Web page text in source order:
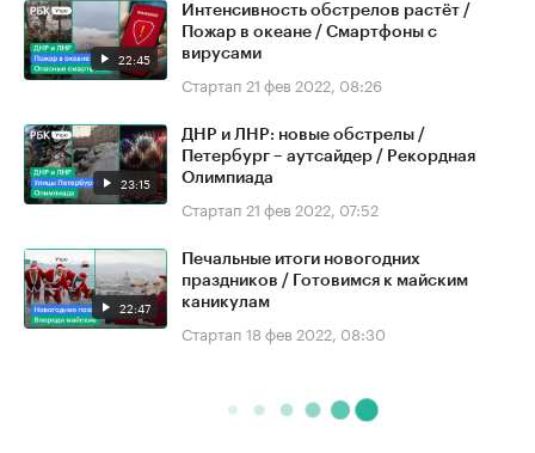
22:45
Интенсивность обстрелов растёт /
Пожар в океане / Смартфоны с
вирусами
Стартап 21 фев 2022, 08:26
23:15
ДНР и ЛНР: новые обстрелы /
Петербург – аутсайдер / Рекордная
Олимпиада
Стартап 21 фев 2022, 07:52
22:47
Печальные итоги новогодних
праздников / Готовимся к майским
каникулам
Стартап 18 фев 2022, 08:30